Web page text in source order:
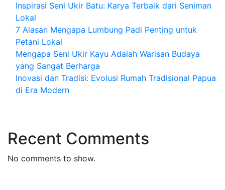
Inspirasi Seni Ukir Batu: Karya Terbaik dari Seniman
Lokal
7 Alasan Mengapa Lumbung Padi Penting untuk
Petani Lokal
Mengapa Seni Ukir Kayu Adalah Warisan Budaya
yang Sangat Berharga
Inovasi dan Tradisi: Evolusi Rumah Tradisional Papua
di Era Modern
Recent Comments
No comments to show.